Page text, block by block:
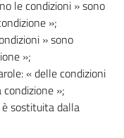
le condizioni » sono
»;
» sono
»;
« delle condizioni
»;
sostituita dalla